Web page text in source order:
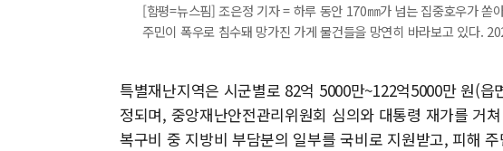
[함평=뉴스핌] 조은정 기자 = 하루 동안 170㎜가 넘는 집중호우가 쏟
주민이 폭우로 침수돼 망가진 가게 물건들을 망연히 바라보고 있다
특별재난지역은 시군별로 82억 5000만~122억5000만 원(
정되며, 중앙재난안전관리위원회 심의와 대통령 재가를 거
복구비 중 지방비 부담분의 일부를 국비로 지원받고, 피해